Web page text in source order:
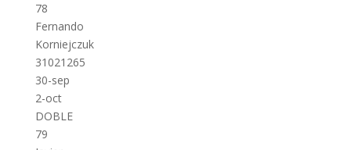
78
Fernando
Korniejczuk
31021265
30-sep
2-oct
DOBLE
79